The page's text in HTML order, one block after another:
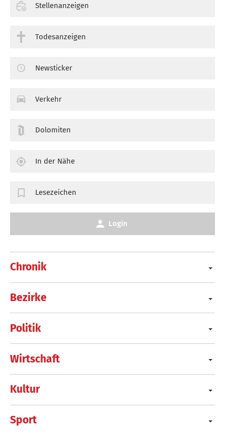
Chronik
Bezirke
Politik
Wirtschaft
Kultur
Sport
Stellenanzeigen
Todesanzeigen
Newsticker
Verkehr
Dolomiten
In der Nähe
Lesezeichen
Login